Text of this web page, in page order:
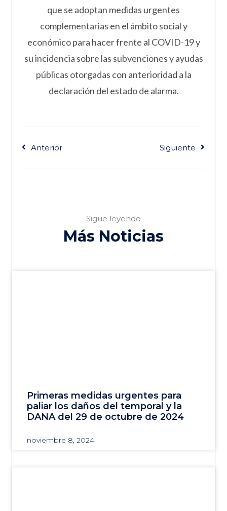
que se adoptan medidas urgentes
complementarias en el ámbito social y
económico para hacer frente al COVID-19 y
su incidencia sobre las subvenciones y ayudas
públicas otorgadas con anterioridad a la
declaración del estado de alarma.
Anterior Siguiente
Sigue leyendo
Más Noticias
Primeras medidas urgentes para
paliar los daños del temporal y la
DANA del 29 de octubre de 2024
noviembre 8, 2024